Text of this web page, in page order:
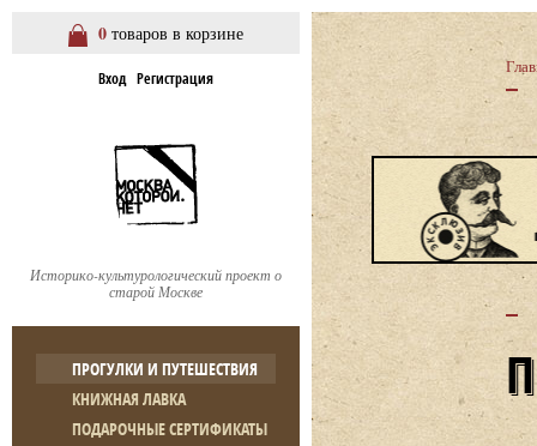
0 товаров в корзине
Вход Регистрация
Историко-культурологический проект о
старой Москве
ПРОГУЛКИ И ПУТЕШЕСТВИЯ
КНИЖНАЯ ЛАВКА
ПОДАРОЧНЫЕ СЕРТИФИКАТЫ